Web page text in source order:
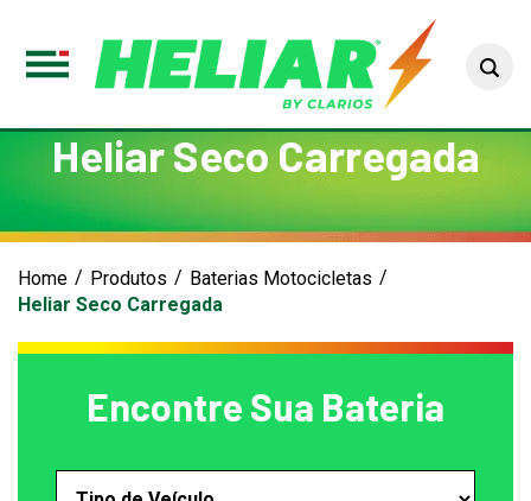
Toggle
Heliar Seco Carregada
Home Produtos
Baterias Motocicletas
Heliar Seco Carregada
Encontre Sua Bateria